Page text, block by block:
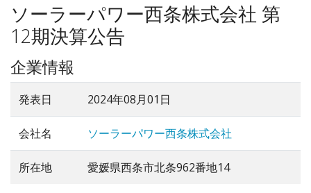
ソーラーパワー西条株式会社 第
12期決算公告
企業情報
発表日 2024年08月01日
会社名 ソーラーパワー西条株式会社
所在地 愛媛県西条市北条962番地14